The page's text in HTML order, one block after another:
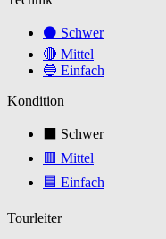
⚫ Schwer
🔴 Mittel
🔵 Einfach
Kondition
⬛ Schwer
🟥 Mittel
🟦 Einfach
Tourleiter